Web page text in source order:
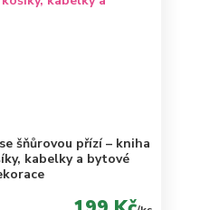
šňůrovou přízí – kniha
kabelky a bytové